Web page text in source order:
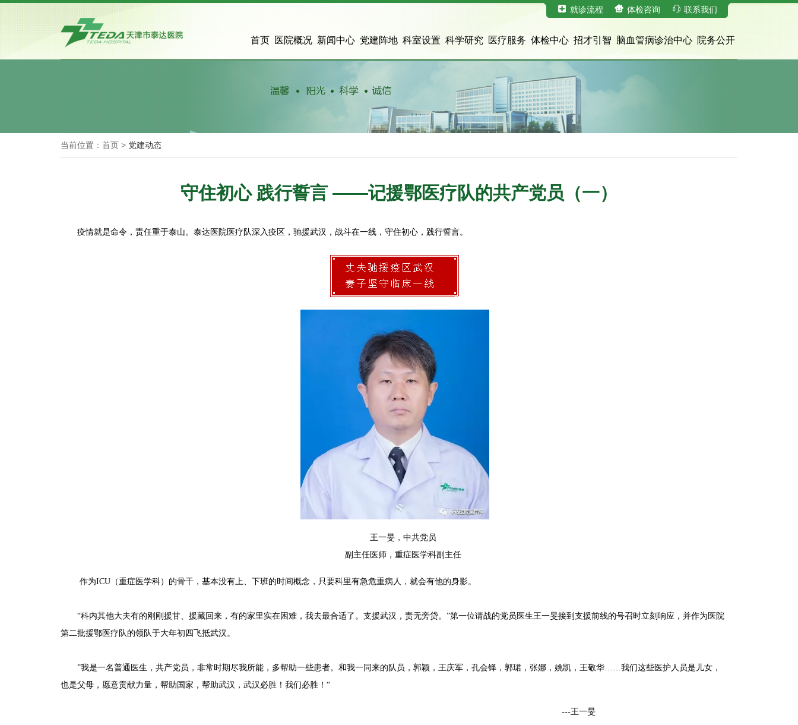
就诊流程 体检咨询 联系我们
首页 医院概况 新闻中心 党建阵地 科室设置 科学研究 医疗服务 体检中心 招才引智 脑血管病诊治中心 院务公开
当前位置：首页 > 党建动态
守住初心 践行誓言 ——记援鄂医疗队的共产党员（一）
疫情就是命令，责任重于泰山。泰达医院医疗队深入疫区，驰援武汉，战斗在一线，守住初心，践行誓言。
王一旻，中共党员
副主任医师，重症医学科副主任
作为ICU（重症医学科）的骨干，基本没有上、下班的时间概念，只要科里有急危重病人，就会有他的身影。
“科内其他大夫有的刚刚援甘、援藏回来，有的家里实在困难，我去最合适了。支援武汉，责无旁贷。”第一位请战的党员医生王一旻接到支援前线的号召时立刻响应，并作为医院
第二批援鄂医疗队的领队于大年初四飞抵武汉。
”我是一名普通医生，共产党员，非常时期尽我所能，多帮助一些患者。和我一同来的队员，郭颖，王庆军，孔会铎，郭珺，张娜，姚凯，王敬华……我们这些医护人员是儿女，
也是父母，愿意贡献力量，帮助国家，帮助武汉，武汉必胜！我们必胜！“
---王一旻